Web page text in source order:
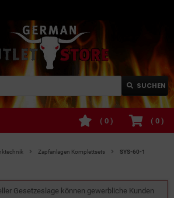
SUCHEN
( 0 )
( 0 )
Zapfanlagen Komplettsets
SYS-60-1
Gesetzeslage können gewerbliche Kunden